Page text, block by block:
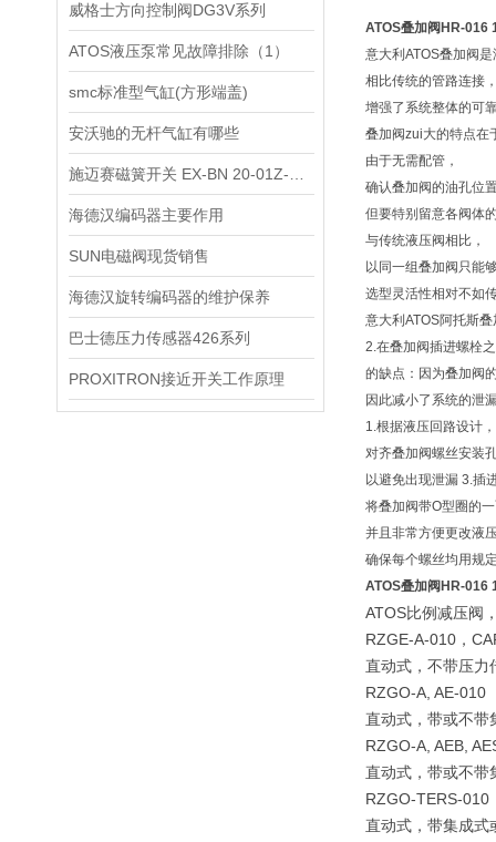
威格士方向控制阀DG3V系列
ATOS液压泵常见故障排除（1）
smc标准型气缸(方形端盖)
安沃驰的无杆气缸有哪些
海德汉编码器主要作用
SUN电磁阀现货销售
海德汉旋转编码器的维护保养
巴士德压力传感器426系列
PROXITRON接近开关工作原理
ATOS叠加阀HR-016
意大利ATOS叠加阀
相比传统的管路连接
增强了系统整体的可
叠加阀zui大的特点在
由于无需配管，
确认叠加阀的油孔位
但要特别留意各阀体
与传统液压阀相比，
以同一组叠加阀只能
选型灵活性相对不如
意大利ATOS阿托斯
2.在叠加阀插进螺栓
的缺点：因为叠加阀
因此减小了系统的泄
1.根据液压回路设计
对齐叠加阀螺丝安装
以避免出现泄漏 3.插
将叠加阀带O型圈的
并且非常方便更改液
确保每个螺丝均用规
ATOS叠加阀HR-016
ATOS比例减压阀
RZGE-A-010，
直动式，不带压力
RZGO-A, AE-010
直动式，带或不带
RZGO-A, AEB,
直动式，带或不带
RZGO-TERS-010
直动式，带集成式